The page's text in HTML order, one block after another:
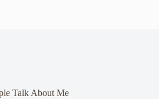
Talk About Me